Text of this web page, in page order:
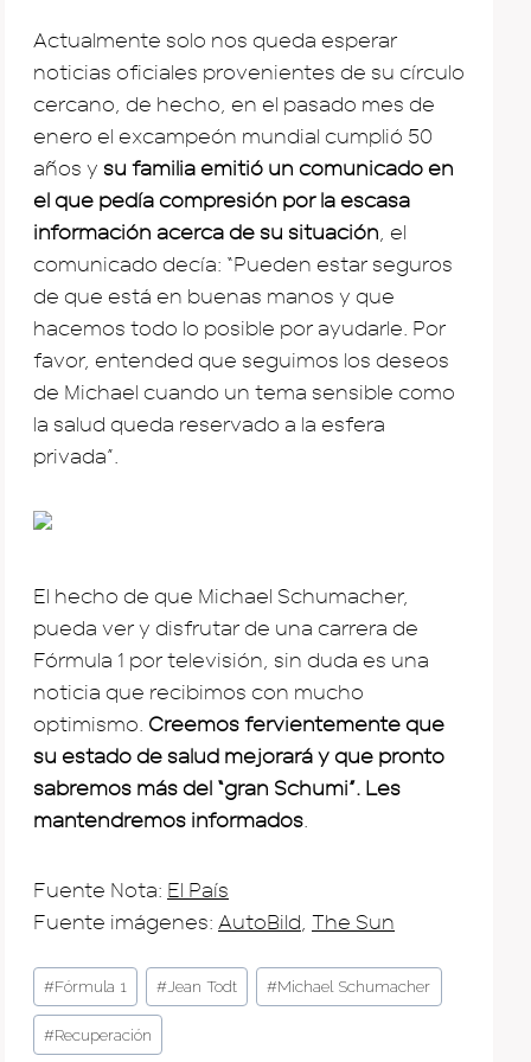
Actualmente solo nos queda esperar
noticias oficiales provenientes de su círculo
cercano, de hecho, en el pasado mes de
enero el excampeón mundial cumplió 50
años y su familia emitió un comunicado en
el que pedía compresión por la escasa
información acerca de su situación , el
comunicado decía: “Pueden estar seguros
de que está en buenas manos y que
hacemos todo lo posible por ayudarle. Por
favor, entended que seguimos los deseos
de Michael cuando un tema sensible como
la salud queda reservado a la esfera
privada”.
El hecho de que Michael Schumacher,
pueda ver y disfrutar de una carrera de
Fórmula 1 por televisión, sin duda es una
noticia que recibimos con mucho
optimismo. Creemos fervientemente que
su estado de salud mejorará y que pronto
sabremos más del “gran Schumi”. Les
mantendremos informados
Fuente Nota: El País
Fuente imágenes: AutoBild The Sun
Post
Tags:
#Fórmula 1 # Jean Todt #Michael Schumacher
#Recuperación